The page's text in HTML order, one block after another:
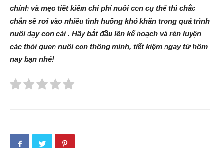
chính và mẹo tiết kiếm chi phí nuôi con cụ thể thì chắc
chắn sẽ rơi vào nhiều tình huống khó khăn trong quá trình
nuôi dạy con cái . Hãy bắt đầu lên kế hoạch và rèn luyện
các thói quen nuôi con thông minh, tiết kiệm ngay từ hôm
nay bạn nhé!